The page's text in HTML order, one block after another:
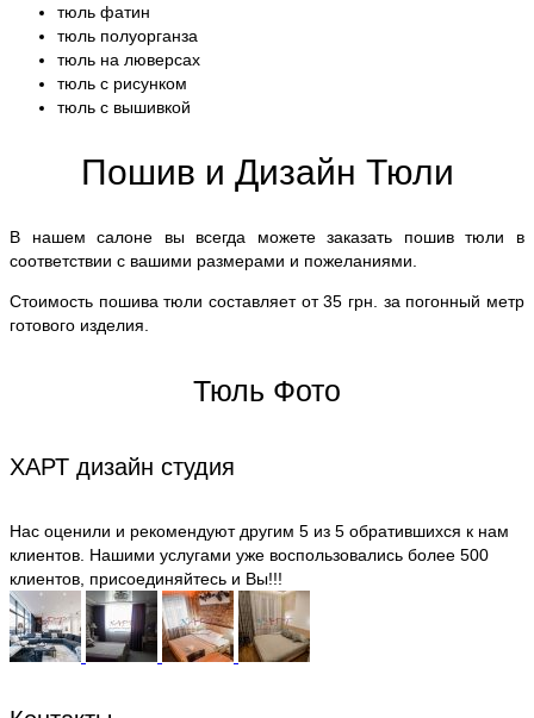
тюль фатин
тюль полуорганза
тюль на люверсах
тюль с рисунком
тюль с вышивкой
Пошив и Дизайн Тюли
В нашем салоне вы всегда можете заказать пошив тюли в
соответствии с вашими размерами и пожеланиями.
Стоимость пошива тюли составляет от 35 грн. за погонный метр
готового изделия.
Тюль Фото
ХАРТ дизайн студия
Нас оценили и рекомендуют другим 5 из 5 обратившихся к нам
клиентов. Нашими услугами уже воспользовались более 500
клиентов, присоединяйтесь и Вы!!!